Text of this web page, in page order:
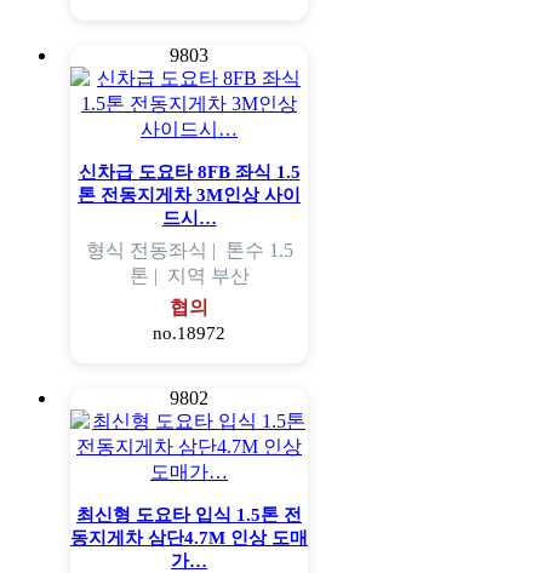
9803
신차급 도요타 8FB 좌식 1.5
톤 전동지게차 3M인상 사이
드시…
형식 전동좌식 | 톤수 1.5
톤 | 지역 부산
협의
no.18972
9802
최신형 도요타 입식 1.5톤 전
동지게차 삼단4.7M 인상 도매
가…